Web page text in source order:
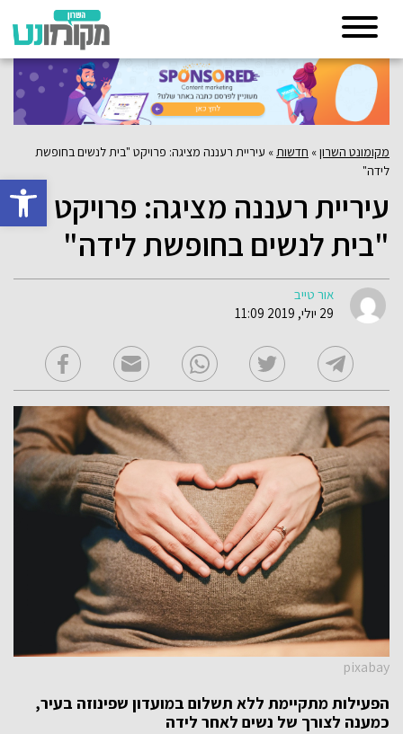
פתח
מקומונט השרון» חדשות » עיריית רעננה מציגה: פרויקט "בית לנשים בחופשת
לידה"
עיריית רעננה מציגה: פרויקט
"בית לנשים בחופשת לידה"
אור טייב
29 יולי, 2019 11:09
pixabay
הפעילות מתקיימת ללא תשלום במועדון שפינוזה בעיר,
כמענה לצורך של נשים לאחר לידה